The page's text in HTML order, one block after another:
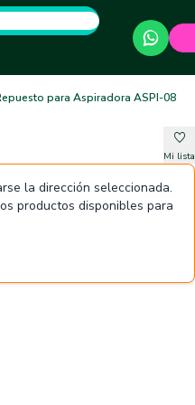
para Aspiradora ASPI-08
Mi lista
la dirección seleccionada.
productos disponibles para